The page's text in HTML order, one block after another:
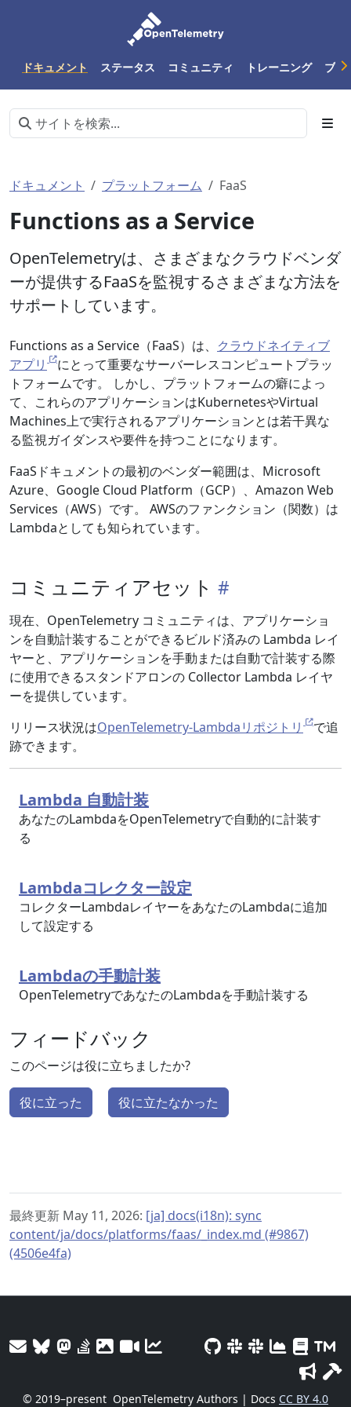
ドキュメント ステータス コミュニティ トレーニング ブロ
ドキュメント プラットフォーム FaaS
Functions as a Service
OpenTelemetryは、さまざまなクラウドベンダ
ーが提供するFaaSを監視するさまざまな方法を
サポートしています。
Functions as a Service（FaaS）は、 クラウドネイティブ
アプリ
にとって重要なサーバーレスコンピュートプラッ
トフォームです。 しかし、プラットフォームの癖によっ
て、これらのアプリケーションはKubernetesやVirtual
Machines上で実行されるアプリケーションとは若干異な
る監視ガイダンスや要件を持つことになります。
FaaSドキュメントの最初のベンダー範囲は、Microsoft
Azure、Google Cloud Platform（GCP）、Amazon Web
Services（AWS）です。 AWSのファンクション（関数）は
Lambdaとしても知られています。
コミュニティアセット
現在、OpenTelemetry コミュニティは、アプリケーショ
ンを自動計装することができるビルド済みの Lambda レイ
ヤーと、アプリケーションを手動または自動で計装する際
に使用できるスタンドアロンの Collector Lambda レイヤ
ーを提供しています。
リリース状況はOpenTelemetry-Lambdaリポジトリ
で追
跡できます。
Lambda 自動計装
あなたのLambdaをOpenTelemetryで自動的に計装す
る
Lambdaコレクター設定
コレクターLambdaレイヤーをあなたのLambdaに追加
して設定する
Lambdaの手動計装
OpenTelemetryであなたのLambdaを手動計装する
フィードバック
このページは役に立ちましたか?
役に立った 役に立たなかった
最終更新 May 11, 2026: [ja] docs(i18n): sync
content/ja/docs/platforms/faas/_index.md (#9867)
(4506e4fa)
© 2019–present OpenTelemetry Authors | Docs CC BY 4.0